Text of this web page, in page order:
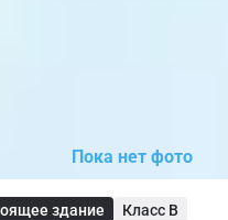
Пока нет фото
здание Класс B